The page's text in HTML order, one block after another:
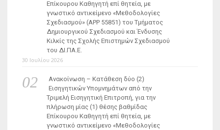
Επίκουρου Καθηγητή επί θητεία, με
γνωστικό αντικείμενο «Μεθοδολογίες
Σχεδιασμού» (ΑΡΡ 55851) του Τμήματος
Δημιουργικού Σχεδιασμού και Ένδυσης
Κιλκίς της Σχολής Επιστημών Σχεδιασμού
του ΔΙ.ΠΑ.Ε.
30 Ιουλίου 2026
Ανακοίνωση – Κατάθεση δύο (2)
Εισηγητικών Υπομνημάτων από την
Τριμελή Εισηγητική Επιτροπή, για την
πλήρωση μίας (1) θέσης βαθμίδας
Επίκουρου Καθηγητή επί θητεία, με
γνωστικό αντικείμενο «Μεθοδολογίες